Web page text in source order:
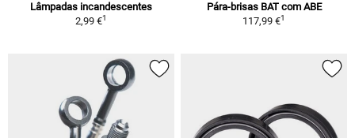
Lâmpadas incandescentes
2,99 €1
Pára-brisas BAT com ABE
117,99 €1